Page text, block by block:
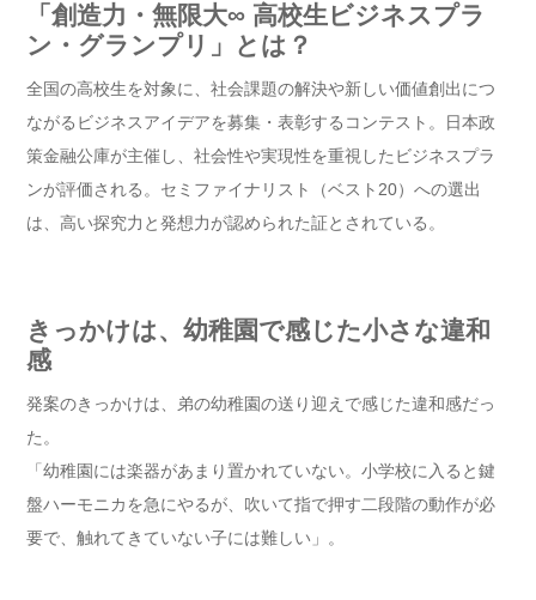
「創造力・無限大∞ 高校生ビジネスプラ
ン・グランプリ」とは？
全国の高校生を対象に、社会課題の解決や新しい価値創出につ
ながるビジネスアイデアを募集・表彰するコンテスト。日本政
策金融公庫が主催し、社会性や実現性を重視したビジネスプラ
ンが評価される。セミファイナリスト（ベスト20）への選出
は、高い探究力と発想力が認められた証とされている。
きっかけは、幼稚園で感じた小さな違和
感
発案のきっかけは、弟の幼稚園の送り迎えで感じた違和感だっ
た。
「幼稚園には楽器があまり置かれていない。小学校に入ると鍵
盤ハーモニカを急にやるが、吹いて指で押す二段階の動作が必
要で、触れてきていない子には難しい」。